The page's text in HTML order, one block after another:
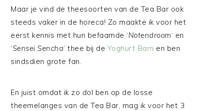
Maar je vind de theesoorten van de Tea Bar ook
steeds vaker in de horeca! Zo maakte ik voor het
eerst kennis met hun befaamde ‘Notendroom‘ en
‘Sensei Sencha‘ thee bij de Yoghurt Barn en ben
sindsdien grote fan.
En juist omdat ik zo dol ben op de losse
theemelanges van de Tea Bar, mag ik voor het 3